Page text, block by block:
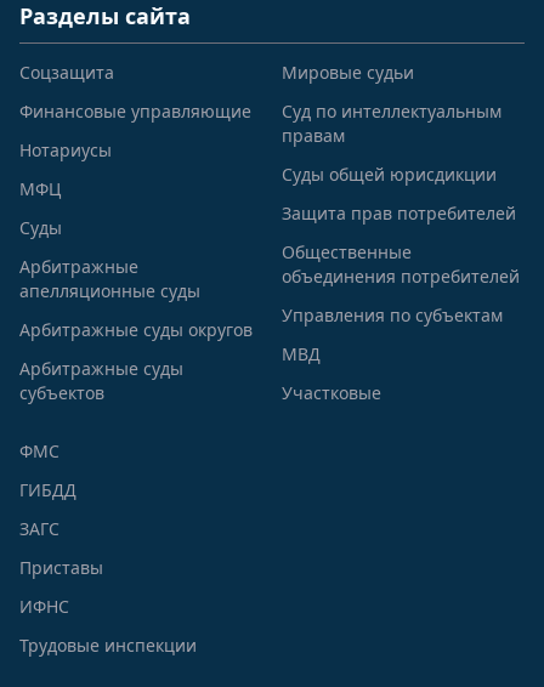
Разделы сайта
Соцзащита
Финансовые управляющие
Нотариусы
МФЦ
Суды
Арбитражные
апелляционные суды
Арбитражные суды округов
Арбитражные суды
субъектов
Мировые судьи
Суд по интеллектуальным
правам
Суды общей юрисдикции
Защита прав потребителей
Общественные
объединения потребителей
Управления по субъектам
МВД
Участковые
ФМС
ГИБДД
ЗАГС
Приставы
ИФНС
Трудовые инспекции